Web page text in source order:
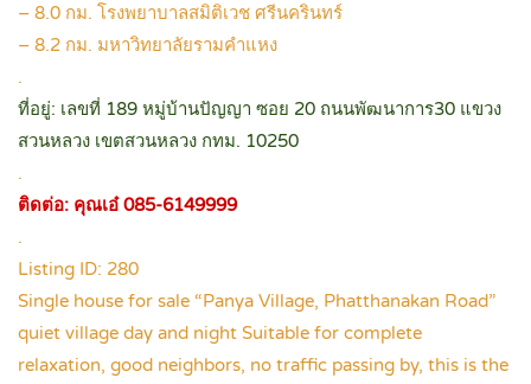
– 8.0 กม. โรงพยาบาลสมิติเวช ศรีนครินทร์
– 8.2 กม. มหาวิทยาลัยรามคำแหง
.
ที่อยู่: เลขที่ 189 หมู่บ้านปัญญา ซอย 20 ถนนพัฒนาการ30 แขวง
สวนหลวง เขตสวนหลวง กทม. 10250
.
ติดต่อ: คุณเอ๋ 085-6149999
.
Listing ID: 280
Single house for sale “Panya Village, Phatthanakan Road”
quiet village day and night Suitable for complete
relaxation, good neighbors, no traffic passing by, this is the